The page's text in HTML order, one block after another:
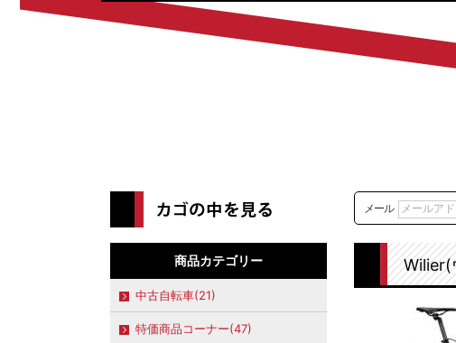
商品カテゴリー
中古自転車(21)
特価商品コーナー(47)
メール
Wilier(